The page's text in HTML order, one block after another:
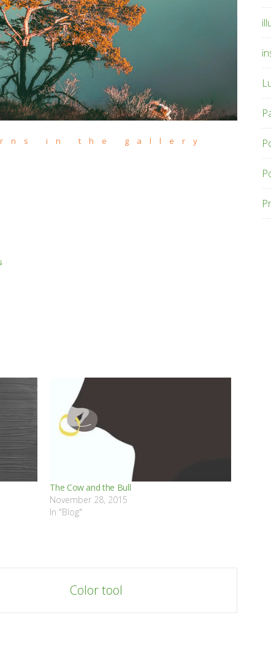
in the gallery
The Cow and the Bull
November 28, 2015
In "Blog"
Color tool